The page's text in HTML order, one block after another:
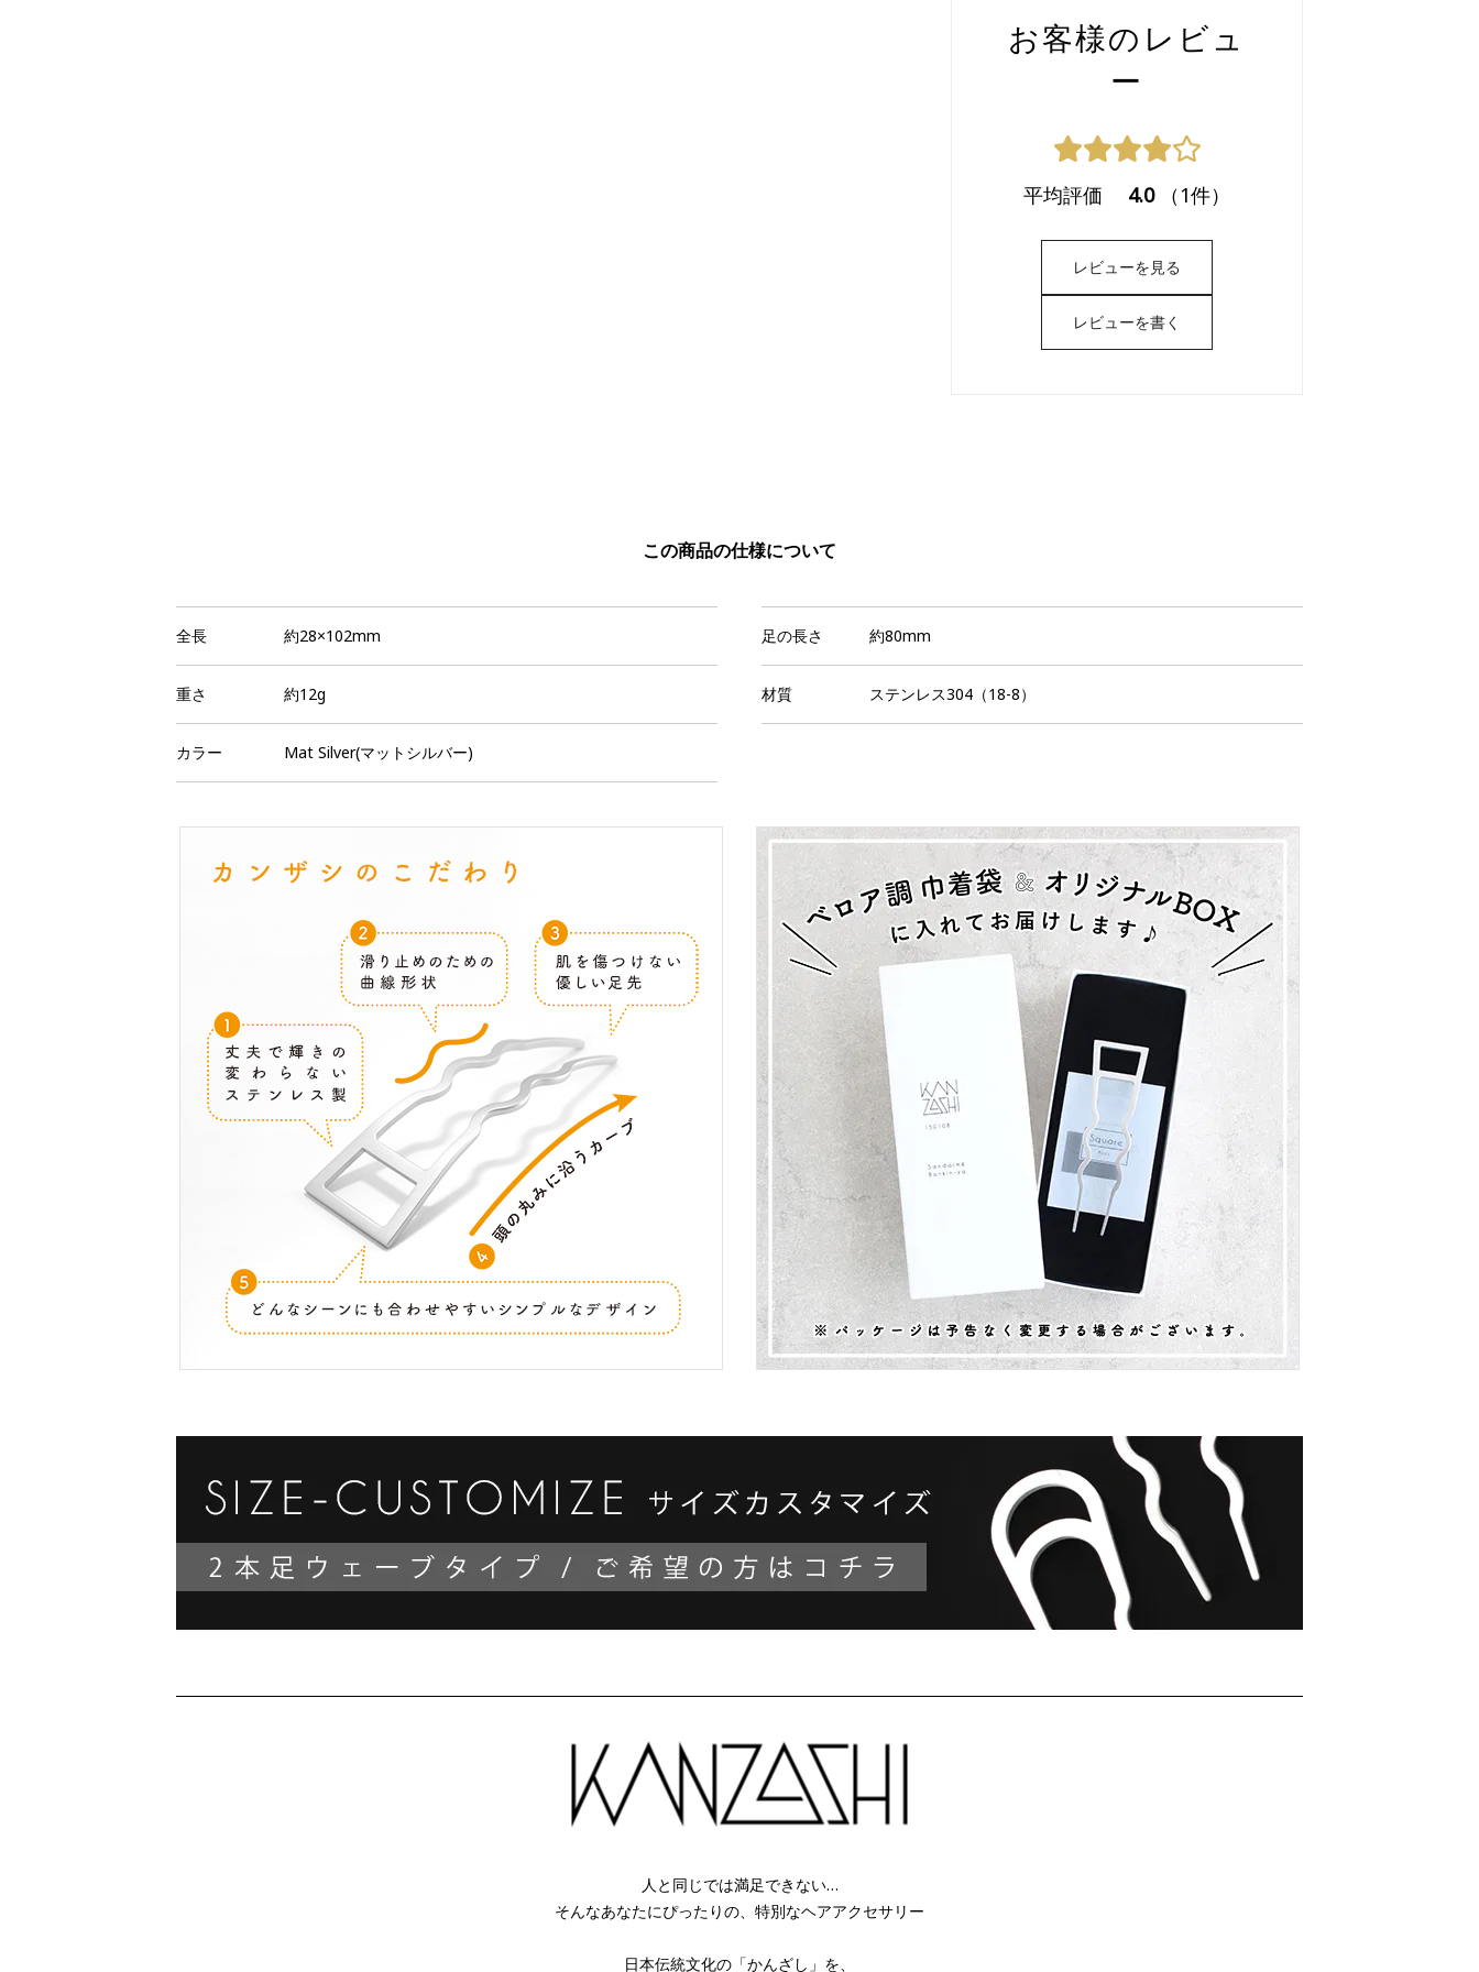
お客様のレビュ
ー
平均評価 4.0（1件）
レビューを見る
レビューを書く
この商品の仕様について
全長 約28×102mm 足の長さ 約80mm
重さ 約12g 材質 ステンレス304（18-8）
カラー Mat Silver(マットシルバー)
人と同じでは満足できない…
そんなあなたにぴったりの、特別なヘアアクセサリー
日本伝統文化の「かんざし」を、